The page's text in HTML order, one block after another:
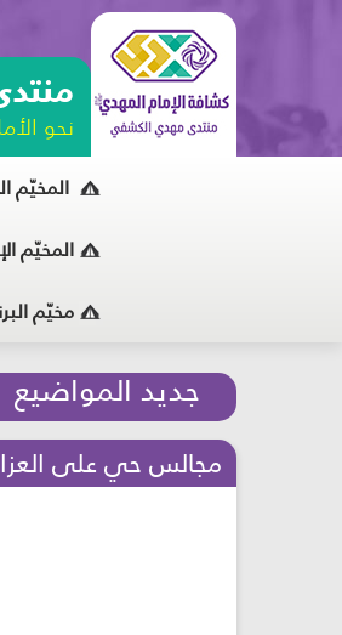
نحو
المخيّم
المخيّم
مخيّم
جديد المواضيع
مجالس حي على العزاء >> المجلس 1 - حيّ على